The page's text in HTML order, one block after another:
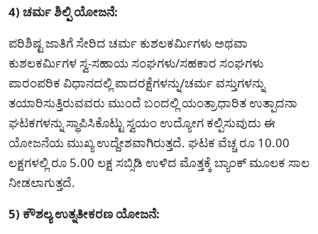
4) ಚರ್ಮ ಶಿಲ್ಪಿ ಯೋಜನೆ:
ಪರಿಶಿಷ್ಟ ಜಾತಿಗೆ ಸೇರಿದ ಚರ್ಮ ಕುಶಲಕರ್ಮಿಗಳು ಅಥವಾ
ಕುಶಲಕರ್ಮಿಗಳ ಸ್ವ-ಸಹಾಯ ಸಂಘಗಳು/ಸಹಕಾರ ಸಂಘಗಳು
ಪಾರಂಪರಿಕ ವಿಧಾನದಲ್ಲಿ ಪಾದರಕ್ಷೆಗಳನ್ನು/ಚರ್ಮ ವಸ್ತುಗಳನ್ನು
ತಯಾರಿಸುತ್ತಿರುವವರು ಮುಂದೆ ಬಂದಲ್ಲಿ ಯಂತ್ರಾಧಾರಿತ ಉತ್ಪಾದನಾ
ಘಟಕಗಳನ್ನು ಸ್ಥಾಪಿಸಿಕೊಟ್ಟು ಸ್ವಯಂ ಉದ್ಯೋಗ ಕಲ್ಪಿಸುವುದು ಈ
ಯೋಜನೆಯ ಮುಖ್ಯ ಉದ್ದೇಶವಾಗಿರುತ್ತದೆ. ಘಟಕ ವೆಚ್ಚ ರೂ 10.00
ಲಕ್ಷಗಳಲ್ಲಿ ರೂ 5.00 ಲಕ್ಷ ಸಬ್ಸಿಡಿ ಉಳಿದ ಮೊತ್ತಕ್ಕೆ ಬ್ಯಾಂಕ್ ಮೂಲಕ ಸಾಲ
ನೀಡಲಾಗುತ್ತದೆ.
5) ಕೌಶಲ್ಯ ಉತ್ನತೀಕರಣ ಯೋಜನೆ: